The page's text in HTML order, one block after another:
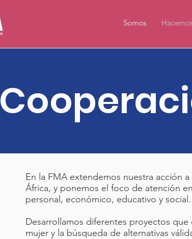
Somos
En la FMA extendemos nuestra acción
África, y ponemos el foco de atención
personal, económico, educativo y social.
Desarrollamos diferentes proyectos
mujer y la búsqueda de alternativas